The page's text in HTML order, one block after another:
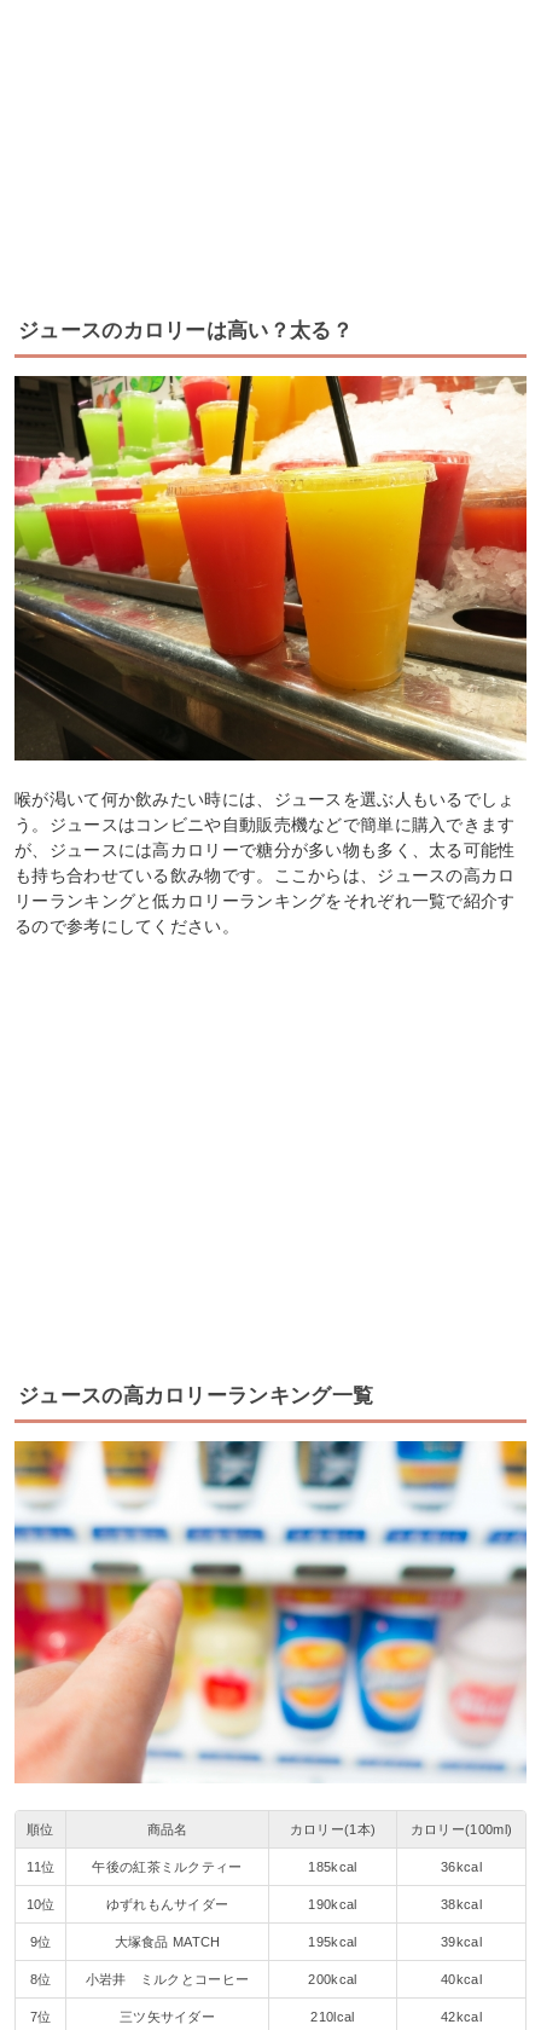
ジュースのカロリーは高い？太る？
喉が渇いて何か飲みたい時には、ジュースを選ぶ人もいるでしょ
う。ジュースはコンビニや自動販売機などで簡単に購入できます
が、ジュースには高カロリーで糖分が多い物も多く、太る可能性
も持ち合わせている飲み物です。ここからは、ジュースの高カロ
リーランキングと低カロリーランキングをそれぞれ一覧で紹介す
るので参考にしてください。
ジュースの高カロリーランキング一覧
順位 商品名 カロリー(1本) カロリー(100ml)
11位 午後の紅茶ミルクティー 185kcal 36kcal
10位 ゆずれもんサイダー 190kcal 38kcal
9位 大塚食品 MATCH 195kcal 39kcal
8位 小岩井 ミルクとコーヒー 200kcal 40kcal
7位 三ツ矢サイダー 210lcal 42kcal